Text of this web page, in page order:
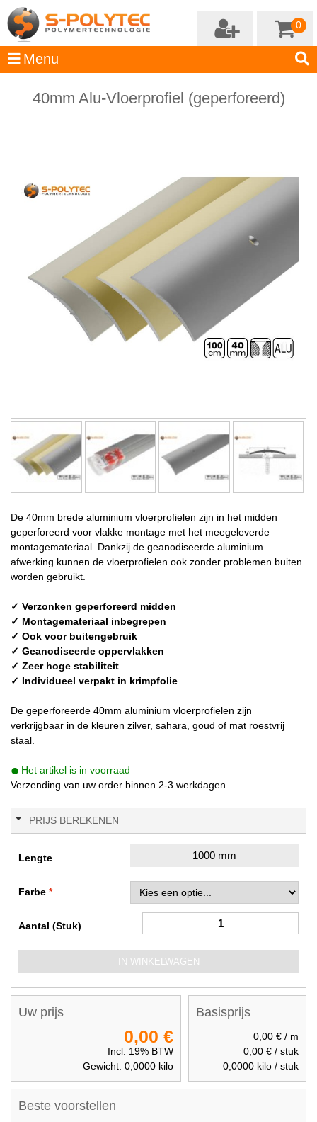
0
40mm Alu-Vloerprofiel (geperforeerd)
De 40mm brede aluminium vloerprofielen zijn in het midden
geperforeerd voor vlakke montage met het meegeleverde
montagemateriaal. Dankzij de geanodiseerde aluminium
afwerking kunnen de vloerprofielen ook zonder problemen buiten
worden gebruikt.
✓ Verzonken geperforeerd midden
✓ Montagemateriaal inbegrepen
✓ Ook voor buitengebruik
✓ Geanodiseerde oppervlakken
✓ Zeer hoge stabiliteit
✓ Individueel verpakt in krimpfolie
De geperforeerde 40mm aluminium vloerprofielen zijn
verkrijgbaar in de kleuren zilver, sahara, goud of mat roestvrij
staal.
Het artikel is in voorraad
Verzending van uw order binnen 2-3 werkdagen
PRIJS BEREKENEN
Lengte 1000 mm
Farbe
Aantal (Stuk)
IN WINKELWAGEN
Beste voorstellen
Basisprijs
0,00 €/ m
0,00 €/ stuk
0,0000 kilo / stuk
Uw prijs
0,00 €
Incl. 19% BTW
Gewicht: 0,0000 kilo